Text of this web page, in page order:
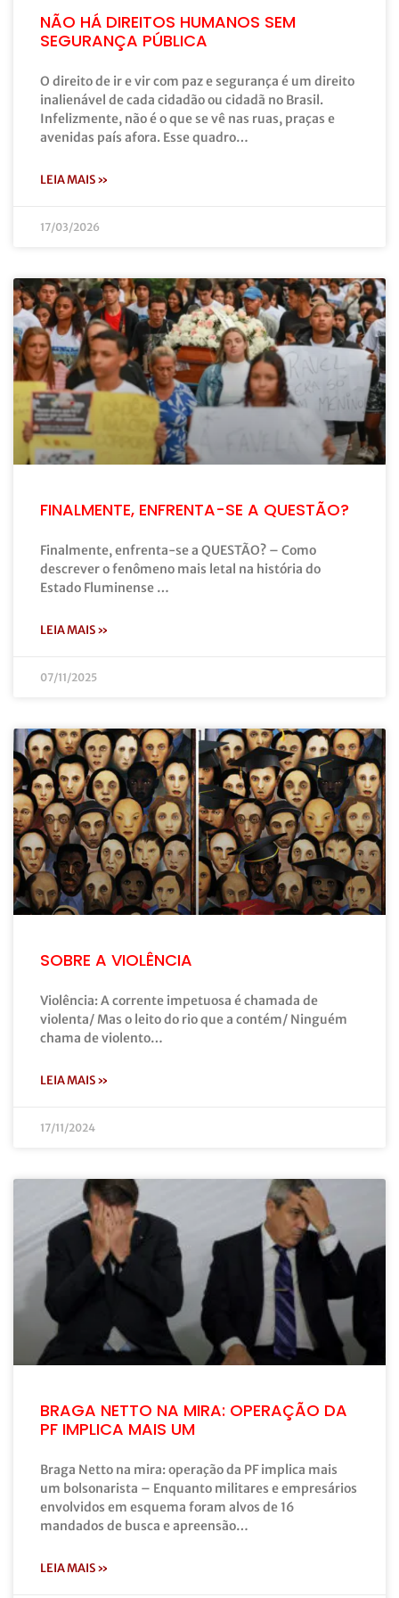
NÃO HÁ DIREITOS HUMANOS SEM
SEGURANÇA PÚBLICA
O direito de ir e vir com paz e segurança é um direito
inalienável de cada cidadão ou cidadã no Brasil.
Infelizmente, não é o que se vê nas ruas, praças e
avenidas país afora. Esse quadro…
LEIA MAIS »
17/03/2026
FINALMENTE, ENFRENTA-SE A QUESTÃO?
Finalmente, enfrenta-se a QUESTÃO? – Como
descrever o fenômeno mais letal na história do
Estado Fluminense …
LEIA MAIS »
07/11/2025
SOBRE A VIOLÊNCIA
Violência: A corrente impetuosa é chamada de
violenta/ Mas o leito do rio que a contém/ Ninguém
chama de violento…
LEIA MAIS »
17/11/2024
BRAGA NETTO NA MIRA: OPERAÇÃO DA
PF IMPLICA MAIS UM
Braga Netto na mira: operação da PF implica mais
um bolsonarista – Enquanto militares e empresários
envolvidos em esquema foram alvos de 16
mandados de busca e apreensão…
LEIA MAIS »